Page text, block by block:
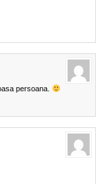
persoana.